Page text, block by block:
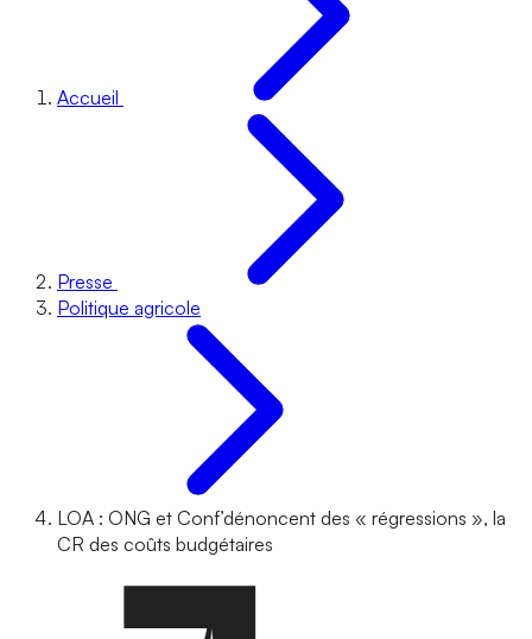
Accueil
Presse
Politique agricole
LOA : ONG et Conf’dénoncent des « régressions », la
CR des coûts budgétaires